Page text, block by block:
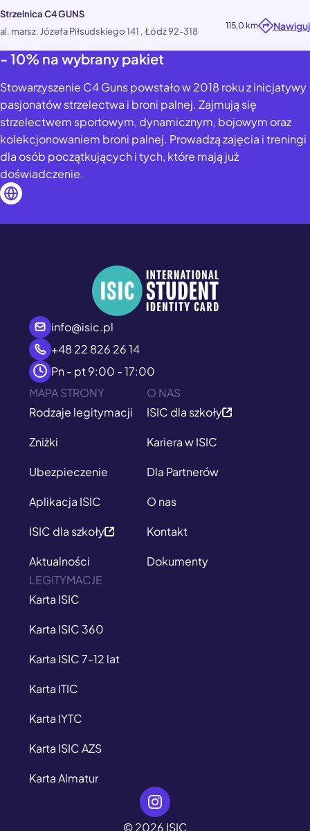
Strzelnica C4 GUNS
al. marsz. Józefa Piłsudskiego 141 , Łódź 92-318
115,0 km Nawiguj
- 10% na wybrany pakiet
Stowarzyszenie C4 Guns powstało w 2018 roku z inicjatywy
pasjonatów strzelectwa i broni palnej. Zajmują się
strzelectwem sportowym, dynamicznym, bojowym oraz
kolekcjonowaniem broni palnej. Prowadzą zajęcia i treningi
dla osób początkujących i tych, które mają już
doświadczenie.
info@isic.pl
+48 22 826 26 14
Pn - pt 9:00 - 17:00
MAPA STRONY
Rodzaje legitymacji
Zniżki
Ubezpieczenie
Aplikacja ISIC
ISIC dla szkoły
Aktualności
O NAS
ISIC dla szkoły
Kariera w ISIC
Dla Partnerów
O nas
Kontakt
Dokumenty
LEGITYMACJE
Karta ISIC
Karta ISIC 360
Karta ISIC 7-12 lat
Karta ITIC
Karta IYTC
Karta ISIC AZS
Karta Almatur
© 2026 ISIC